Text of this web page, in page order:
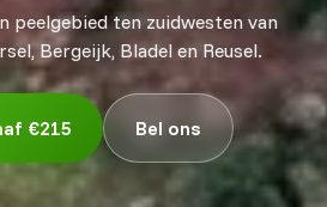
peelgebied ten zuidwesten van
Bergeijk, Bladel en Reusel.
€215 Bel ons